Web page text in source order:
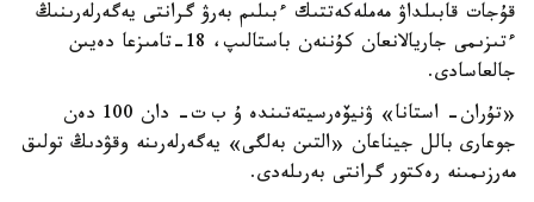
قۇجات قابىلداۋ مەملەكەتتىك ءبىلىم بەرۋ گرانتى يەگەرلەرىنىڭ
ءتىزىمى جاريالانعان كۇننەن باستالىپ، 18-تامىزعا دەيىن
جالعاسادى.
«تۇران- استانا» ۋنيۆەرسيتەتىندە ۇ ب ت- دان 100 دەن
جوعارى بالل جيناعان «التىن بەلگى» يەگەرلەرىنە وقۋدىڭ تولىق
مەرزىمىنە رەكتور گرانتى بەرىلەدى.